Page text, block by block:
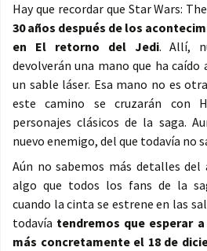
Hay que recordar que Star Wars:
30 años después de los
en El retorno del Jedi. Allí,
devolverán una mano que ha
un sable láser. Esa mano no es
este camino se cruzarán con
personajes clásicos de la saga.
nuevo enemigo, del que todavía no
Aún no sabemos más detalles
algo que todos los fans de la
cuando la cinta se estrene en las
todavía tendremos que esperar
más concretamente el 18 de